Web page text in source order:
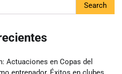
Actuaciones en Copas del